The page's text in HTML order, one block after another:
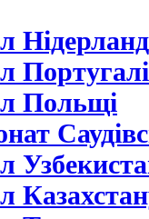
Польщі